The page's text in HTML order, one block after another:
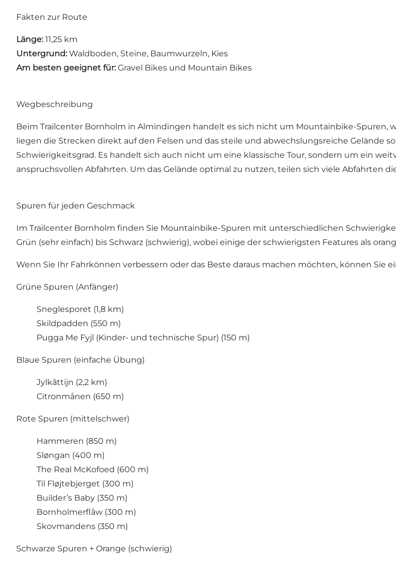
Fakten zur Route
Länge: 11,25 km
Untergrund: Waldboden, Steine, Baumwurzeln, Kies
Am besten geeignet für: Gravel Bikes und Mountain Bikes
Wegbeschreibung
Beim Trailcenter Bornholm in Almindingen handelt es sich nicht um Mountainbike-Spuren,
liegen die Strecken direkt auf den Felsen und das steile und abwechslungsreiche Gelände
Schwierigkeitsgrad. Es handelt sich auch nicht um eine klassische Tour, sondern um ein
anspruchsvollen Abfahrten. Um das Gelände optimal zu nutzen, teilen sich viele Abfahrten
Spuren für jeden Geschmack
Im Trailcenter Bornholm finden Sie Mountainbike-Spuren mit unterschiedlichen
Grün (sehr einfach) bis Schwarz (schwierig), wobei einige der schwierigsten Features als
Wenn Sie Ihr Fahrkönnen verbessern oder das Beste daraus machen möchten, können Sie
Grüne Spuren (Anfänger)
Sneglesporet (1,8 km)
Skildpadden (550 m)
Pugga Me Fyjl (Kinder- und technische Spur) (150 m)
Blaue Spuren (einfache Übung)
Jylkâttijn (2,2 km)
Citronmånen (650 m)
Rote Spuren (mittelschwer)
Hammeren (850 m)
Sløngan (400 m)
The Real McKofoed (600 m)
Til Fløjtebjerget (300 m)
Builder’s Baby (350 m)
Bornholmerflåw (300 m)
Skovmandens (350 m)
Schwarze Spuren + Orange (schwierig)